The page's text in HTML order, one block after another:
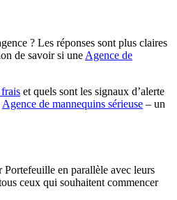
? Les réponses sont plus claires
de savoir si une Agence de
et quels sont les signaux d’alerte
Agence de mannequins sérieuse – un
Portefeuille en parallèle avec leurs
ceux qui souhaitent commencer